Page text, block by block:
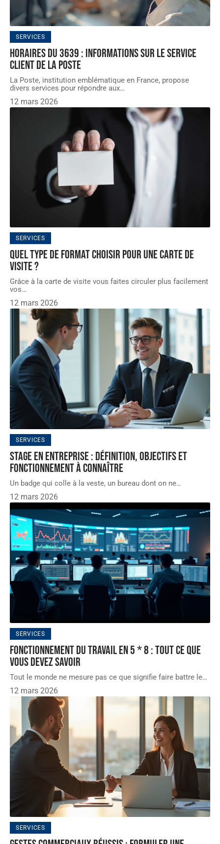
SERVICES
Horaires du 3639 : Informations sur le service
client de La Poste
La Poste, institution emblématique en France, propose
divers services pour répondre aux…
12 mars 2026
SERVICES
Quel type de format choisir pour une carte de
visite ?
Grâce à la carte de visite vous faites circuler plus facilement
vos…
12 mars 2026
SERVICES
Stage en entreprise : définition, objectifs et
fonctionnement à connaître
Un badge qui colle à la veste, un bureau dont on ne…
12 mars 2026
SERVICES
Fonctionnement du travail en 5 * 8 : tout ce que
vous devez savoir
Tout le monde ne mesure pas ce que signifie faire battre le…
12 mars 2026
SERVICES